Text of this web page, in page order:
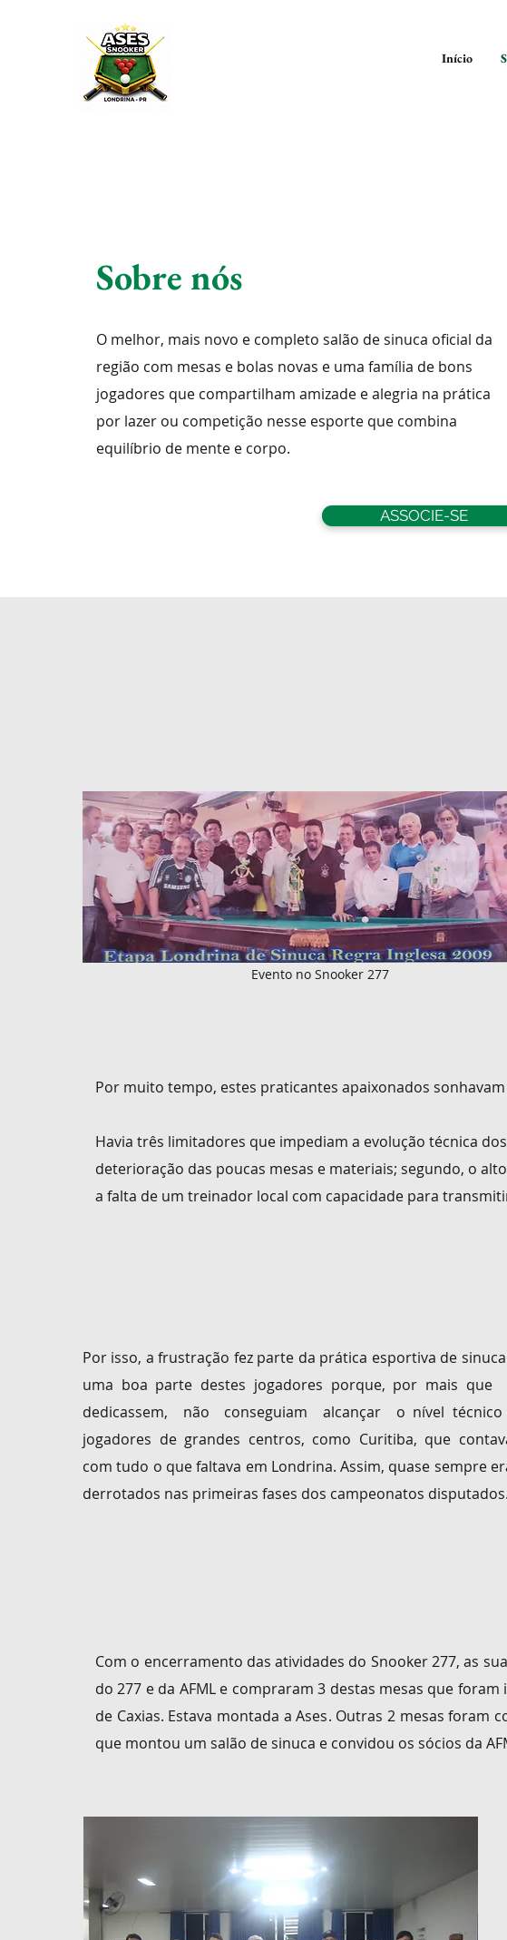
Início
Sobre nós
O melhor, mais novo e completo salão de sinuca oficial da
região com mesas e bolas novas e uma família de bons
jogadores que compartilham amizade e alegria na prática
por lazer ou competição nesse esporte que combina
equilíbrio de mente e corpo.
ASSOCIE-SE
Evento no Snooker 277
Por muito tempo, estes praticantes apaixonados
Havia três limitadores que impediam a evolução técnica
deterioração das poucas mesas e materiais; segundo, o
a falta de um treinador local com capacidade para
Por isso, a frustração fez parte da prática esportiva de
uma boa parte destes jogadores porque, por mais que
dedicassem, não conseguiam alcançar o nível
jogadores de grandes centros, como Curitiba, que
com tudo o que faltava em Londrina. Assim, quase sempre
derrotados nas primeiras fases dos campeonatos disputados.
Com o encerramento das atividades do Snooker 277, as
do 277 e da AFML e compraram 3 destas mesas que foram
de Caxias. Estava montada a Ases. Outras 2 mesas foram
que montou um salão de sinuca e convidou os sócios da